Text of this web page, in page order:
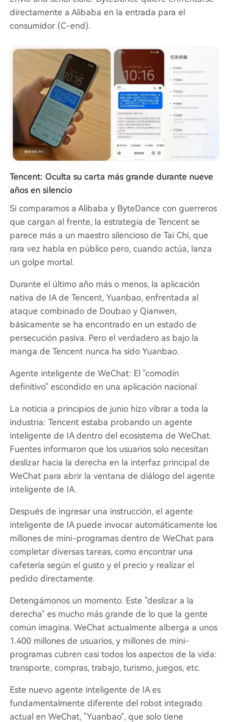
directamente a Alibaba en la entrada para el
consumidor (C-end).
Tencent: Oculta su carta más grande durante nueve
años en silencio
Si comparamos a Alibaba y ByteDance con guerreros
que cargan al frente, la estrategia de Tencent se
parece más a un maestro silencioso de Tai Chi, que
rara vez habla en público pero, cuando actúa, lanza
un golpe mortal.
Durante el último año más o menos, la aplicación
nativa de IA de Tencent, Yuanbao, enfrentada al
ataque combinado de Doubao y Qianwen,
básicamente se ha encontrado en un estado de
persecución pasiva. Pero el verdadero as bajo la
manga de Tencent nunca ha sido Yuanbao.
Agente inteligente de WeChat: El "comodín
definitivo" escondido en una aplicación nacional
La noticia a principios de junio hizo vibrar a toda la
industria: Tencent estaba probando un agente
inteligente de IA dentro del ecosistema de WeChat.
Fuentes informaron que los usuarios solo necesitan
deslizar hacia la derecha en la interfaz principal de
WeChat para abrir la ventana de diálogo del agente
inteligente de IA.
Después de ingresar una instrucción, el agente
inteligente de IA puede invocar automáticamente los
millones de mini-programas dentro de WeChat para
completar diversas tareas, como encontrar una
cafetería según el gusto y el precio y realizar el
pedido directamente.
Detengámonos un momento. Este "deslizar a la
derecha" es mucho más grande de lo que la gente
común imagina. WeChat actualmente alberga a unos
1.400 millones de usuarios, y millones de mini-
programas cubren casi todos los aspectos de la vida:
transporte, compras, trabajo, turismo, juegos, etc.
Este nuevo agente inteligente de IA es
fundamentalmente diferente del robot integrado
actual en WeChat, "Yuanbao", que solo tiene